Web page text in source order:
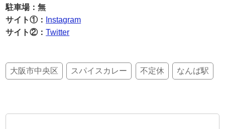
駐車場：無
サイト①：
Instagram
サイト②：Twitter
大阪市中央区 スパイスカレー 不定休 なんば駅